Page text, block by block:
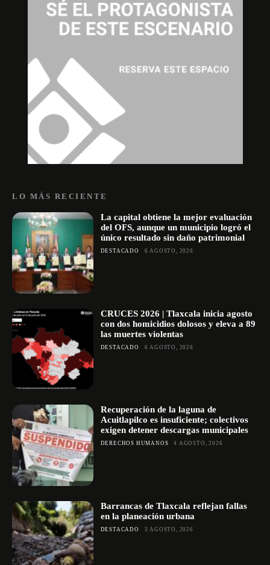
LO MÁS RECIENTE
La capital obtiene la mejor evaluación
del OFS, aunque un municipio logró el
único resultado sin daño patrimonial
DESTACADO 6 AGOSTO, 2026
CRUCES 2026 | Tlaxcala inicia agosto
con dos homicidios dolosos y eleva a 89
las muertes violentas
DESTACADO 6 AGOSTO, 2026
Recuperación de la laguna de
Acuitlapilco es insuficiente; colectivos
exigen detener descargas municipales
DERECHOS HUMANOS 4 AGOSTO, 2026
Barrancas de Tlaxcala reflejan fallas
en la planeación urbana
DESTACADO 3 AGOSTO, 2026